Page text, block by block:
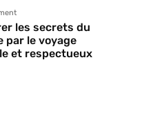
les secrets du
par le voyage
et respectueux